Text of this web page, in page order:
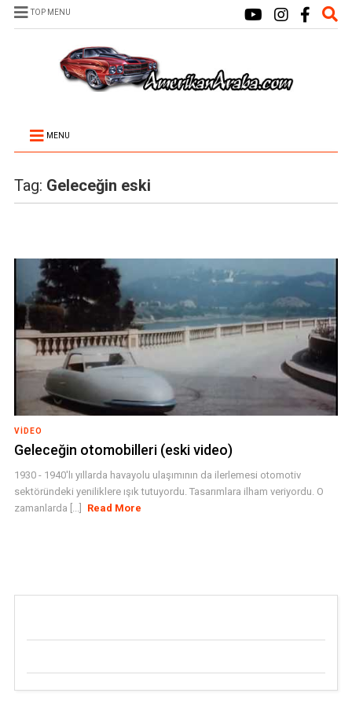
TOP MENU
MENU
Tag: Geleceğin eski
VIDEO
Geleceğin otomobilleri (eski video)
1930 - 1940'lı yıllarda havayolu ulaşımının da ilerlemesi otomotiv
sektöründeki yeniliklere ışık tutuyordu. Tasarımlara ilham veriyordu. O
zamanlarda [...]
Read More